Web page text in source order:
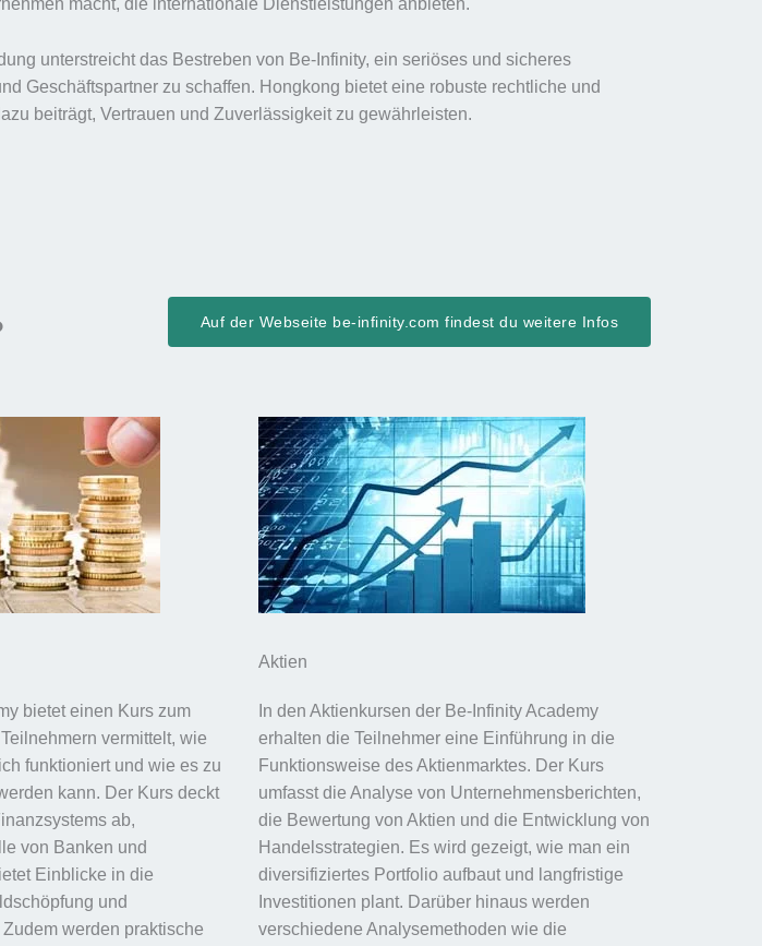
macht, die internationale Dienstleistungen anbieten.
unterstreicht das Bestreben von Be-Infinity, ein seriöses und sicheres
Geschäftspartner zu schaffen. Hongkong bietet eine robuste rechtliche und
beiträgt, Vertrauen und Zuverlässigkeit zu gewährleisten.
Auf der Webseite be-infinity.com findest du weitere Infos
bietet einen Kurs zum
vermittelt, wie
funktioniert und wie es zu
kann. Der Kurs deckt
ab,
von Banken und
Einblicke in die
und
werden praktische
Aktien
In den Aktienkursen der Be-Infinity Academy
erhalten die Teilnehmer eine Einführung in die
Funktionsweise des Aktienmarktes. Der Kurs
umfasst die Analyse von Unternehmensberichten,
die Bewertung von Aktien und die Entwicklung von
Handelsstrategien. Es wird gezeigt, wie man ein
diversifiziertes Portfolio aufbaut und langfristige
Investitionen plant. Darüber hinaus werden
verschiedene Analysemethoden wie die